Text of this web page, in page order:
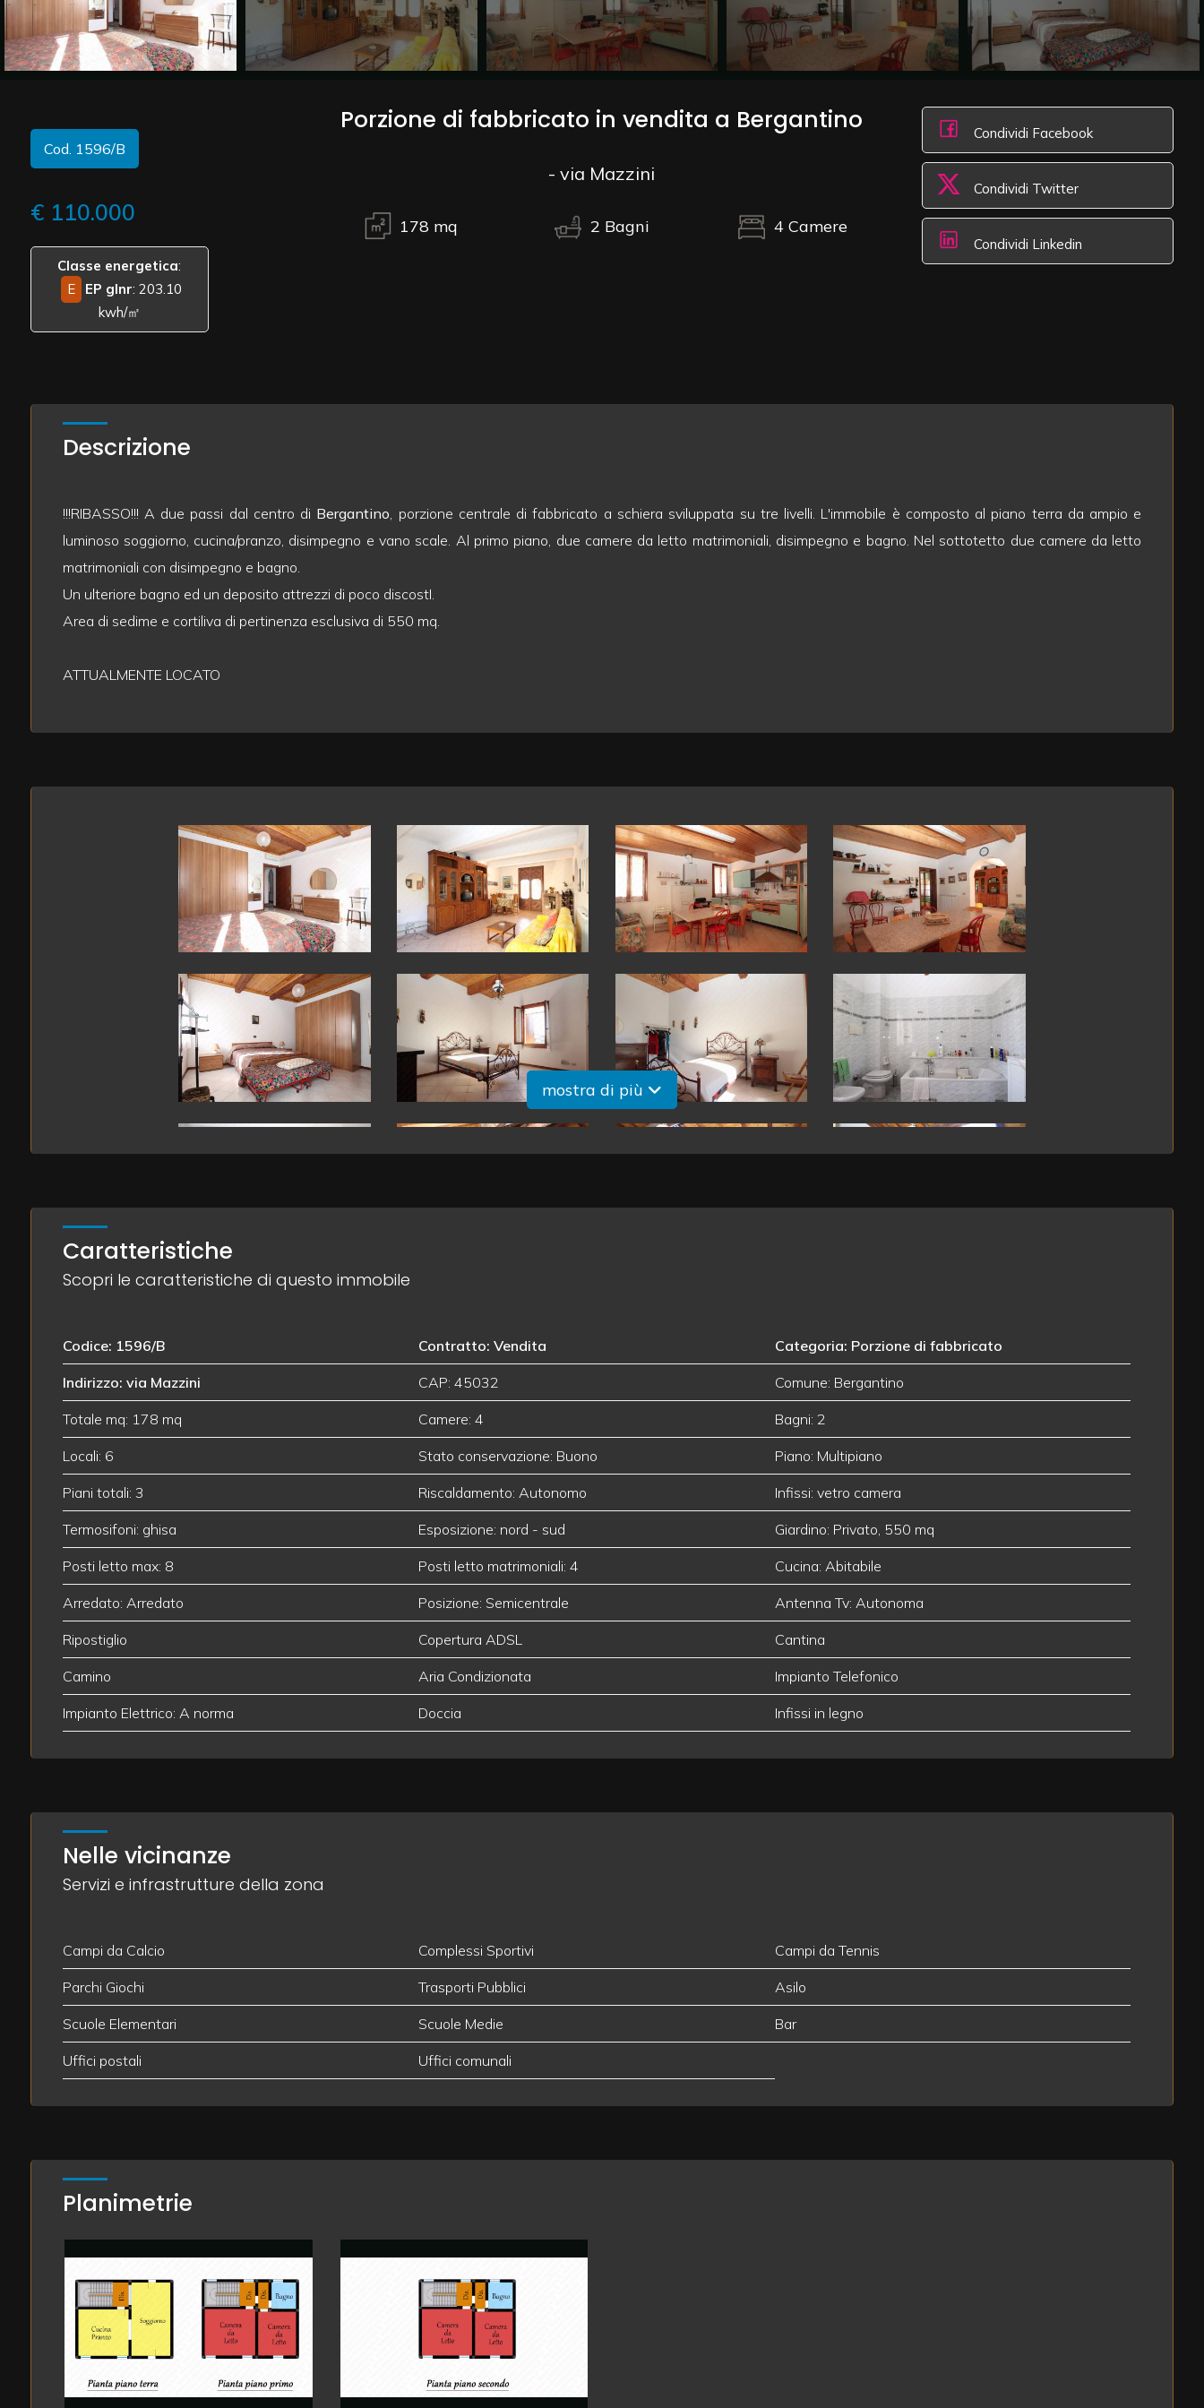
Vedi più foto
Cod. 1596/B
€ 110.000
Classe energetica:
E
EP glnr: 203.10
kwh/㎡
Porzione di fabbricato in vendita a Bergantino
- via Mazzini
178 mq 2 Bagni 4Camere
Condividi Facebook
Condividi Twitter
Condividi Linkedin
Descrizione
!!!RIBASSO!!! A due passi dal centro di Bergantino, porzione centrale di fabbricato a schiera sviluppata su tre livelli. L'immobile è composto al piano terra da ampio e
luminoso soggiorno, cucina/pranzo, disimpegno e vano scale. Al primo piano, due camere da letto matrimoniali, disimpegno e bagno. Nel sottotetto due camere da letto
matrimoniali con disimpegno e bagno.
Un ulteriore bagno ed un deposito attrezzi di poco discostI.
Area di sedime e cortiliva di pertinenza esclusiva di 550 mq.
ATTUALMENTE LOCATO
mostra di più
Caratteristiche
Scopri le caratteristiche di questo immobile
Codice: 1596/B Contratto: Vendita Categoria: Porzione di fabbricato
Indirizzo: via Mazzini CAP: 45032 Comune: Bergantino
Totale mq: 178 mq Camere: 4 Bagni: 2
Locali: 6 Stato conservazione: Buono Piano: Multipiano
Piani totali: 3 Riscaldamento: Autonomo Infissi: vetro camera
Termosifoni: ghisa Esposizione: nord - sud Giardino: Privato, 550 mq
Posti letto max: 8 Posti letto matrimoniali: 4 Cucina: Abitabile
Arredato: Arredato Posizione: Semicentrale Antenna Tv: Autonoma
Ripostiglio Copertura ADSL Cantina
Camino Aria Condizionata Impianto Telefonico
Impianto Elettrico: A norma Doccia Infissi in legno
Nelle vicinanze
Servizi e infrastrutture della zona
Campi da Calcio Complessi Sportivi Campi da Tennis
Parchi Giochi Trasporti Pubblici Asilo
Scuole Elementari Scuole Medie Bar
Uffici postali Uffici comunali
Planimetrie
Commerciali
Terreni
Prezzo
mq
Locali
minimi
1
2
Camere
minime
Qualsiasi
4
5
opzioni
multiscelta
Giardino
Ascensore
Arredato
Nuova costruzione
Lusso